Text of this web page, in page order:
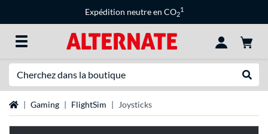
Expédition neutre en CO2
1
Page d'accueil
Gaming FlightSim Joysticks